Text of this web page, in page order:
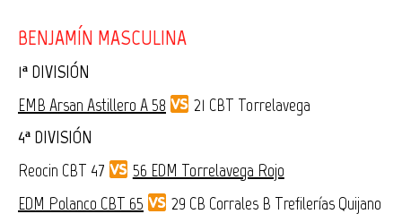
BENJAMÍN MASCULINA
1ª DIVISIÓN
EMB Arsan Astillero A 58
21 CBT Torrelavega
4ª DIVISIÓN
Reocin CBT 47
56 EDM Torrelavega Rojo
EDM Polanco CBT 65
29 CB Corrales B Trefilerías Quijano